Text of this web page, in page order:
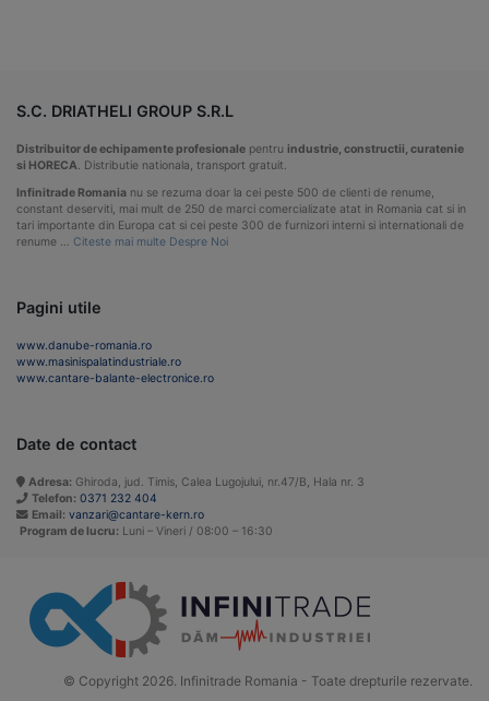
S.C. DRIATHELI GROUP S.R.L
Distribuitor de echipamente profesionale pentru industrie, constructii, curatenie
si HORECA. Distributie nationala, transport gratuit.
Infinitrade Romania nu se rezuma doar la cei peste 500 de clienti de renume,
constant deserviti, mai mult de 250 de marci comercializate atat in Romania cat si in
tari importante din Europa cat si cei peste 300 de furnizori interni si internationali de
renume … Citeste mai multe Despre Noi
Pagini utile
www.danube-romania.ro
www.masinispalatindustriale.ro
www.cantare-balante-electronice.ro
Date de contact
Adresa: Ghiroda, jud. Timis, Calea Lugojului, nr.47/B, Hala nr. 3
Telefon: 0371 232 404
Email: vanzari@cantare-kern.ro
Program de lucru: Luni – Vineri / 08:00 – 16:30
© Copyright 2026. Infinitrade Romania - Toate drepturile rezervate.